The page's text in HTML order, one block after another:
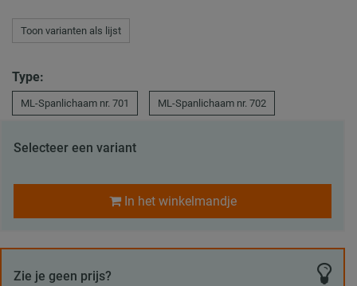
Toon varianten als lijst
Type:
ML-Spanlichaam nr. 701 ML-Spanlichaam nr. 702
Selecteer een variant
In het winkelmandje
Zie je geen prijs?